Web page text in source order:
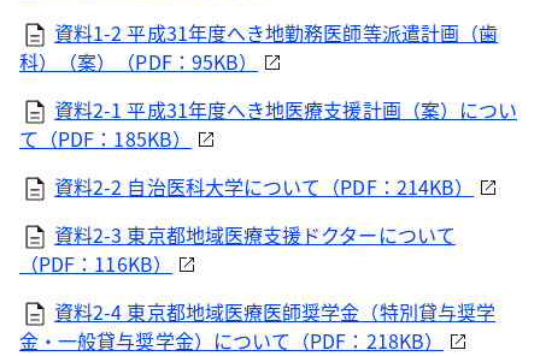
資料1-2 平成31年度へき地勤務医師等派遣計画（歯
科）（案）（PDF：95KB）
資料2-1 平成31年度へき地医療支援計画（案）につい
て（PDF：185KB）
資料2-2 自治医科大学について（PDF：214KB）
資料2-3 東京都地域医療支援ドクターについて
（PDF：116KB）
資料2-4 東京都地域医療医師奨学金（特別貸与奨学
金・一般貸与奨学金）について（PDF：218KB）